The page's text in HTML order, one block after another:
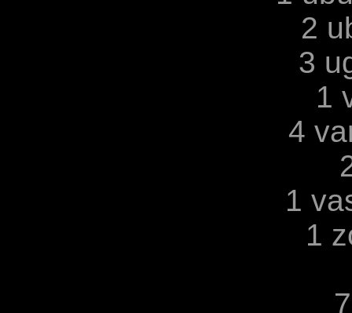
2
3
1
4
1
1